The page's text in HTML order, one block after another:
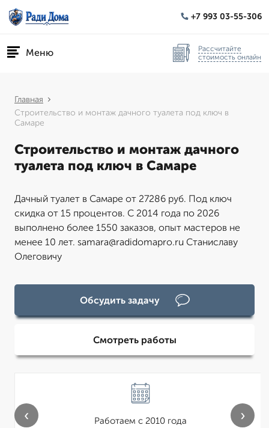
+7 993 03-55-306
Меню
Рассчитайте
стоимость онлайн
Главная
Строительство и монтаж дачного туалета под ключ в
Самаре
Строительство и монтаж дачного
туалета под ключ в Самаре
Дачный туалет в Самаре от 27286 руб. Под ключ
скидка от 15 процентов. С 2014 года по 2026
выполнено более 1550 заказов, опыт мастеров не
менее 10 лет. samara@radidomapro.ru Станиславу
Олеговичу
Обсудить задачу
Смотреть работы
Работаем с 2010 года
‹ ›